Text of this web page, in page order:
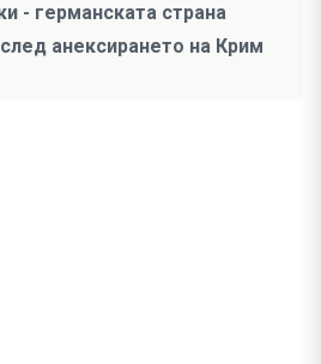
- германската страна
анексирането на Крим